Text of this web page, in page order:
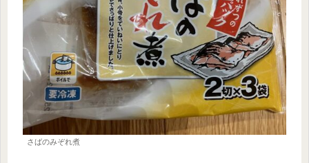
さばのみぞれ煮